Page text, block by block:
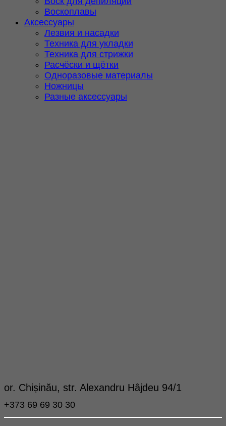
Воскоплавы
Аксессуары
Лезвия и насадки
Техника для укладки
Техника для стрижки
Расчёски и щётки
Одноразовые материалы
Ножницы
Разные аксессуары
or. Chișinău, str. Alexandru Hâjdeu 94/1
+373 69 69 30 30